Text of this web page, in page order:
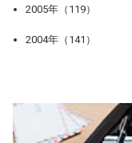
2005年（119）
2004年（141）